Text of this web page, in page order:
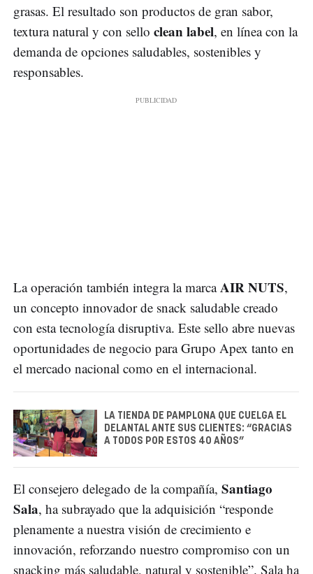
grasas. El resultado son productos de gran sabor,
textura natural y con sello clean label, en línea con la
demanda de opciones saludables, sostenibles y
responsables.
La operación también integra la marcaAIR NUTS,
un concepto innovador de snack saludable creado
con esta tecnología disruptiva. Este sello abre nuevas
oportunidades de negocio para Grupo Apex tanto en
el mercado nacional como en el internacional.
LA TIENDA DE PAMPLONA QUE CUELGA EL
DELANTAL ANTE SUS CLIENTES: “GRACIAS
A TODOS POR ESTOS 40 AÑOS”
El consejero delegado de la compañía, Santiago
Sala, ha subrayado que la adquisición “responde
plenamente a nuestra visión de crecimiento e
innovación, reforzando nuestro compromiso con un
snacking más saludable, natural y sostenible”. Sala ha